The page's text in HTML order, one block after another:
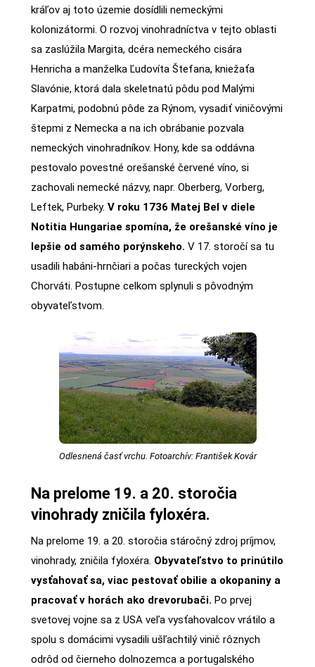
kráľov aj toto územie dosídlili nemeckými
kolonizátormi. O rozvoj vinohradníctva v tejto oblasti
sa zaslúžila Margita, dcéra nemeckého cisára
Henricha a manželka Ľudovíta Štefana, kniežaťa
Slavónie, ktorá dala skeletnatú pôdu pod Malými
Karpatmi, podobnú pôde za Rýnom, vysadiť viničovými
štepmi z Nemecka a na ich obrábanie pozvala
nemeckých vinohradníkov. Hony, kde sa oddávna
pestovalo povestné orešanské červené víno, si
zachovali nemecké názvy, napr. Oberberg, Vorberg,
Leftek, Purbeky. V roku 1736 Matej Bel v diele
Notitia Hungariae spomína, že orešanské víno je
lepšie od samého porýnskeho. V 17. storočí sa tu
usadili habáni-hrnčiari a počas tureckých vojen
Chorváti. Postupne celkom splynuli s pôvodným
obyvateľstvom.
Odlesnená časť vrchu. Fotoarchív: František Kovár
Na prelome 19. a 20. storočia
vinohrady zničila fyloxéra.
Na prelome 19. a 20. storočia stáročný zdroj príjmov,
vinohrady, zničila fyloxéra. Obyvateľstvo to prinútilo
vysťahovať sa, viac pestovať obilie a okopaniny a
pracovať v horách ako drevorubači. Po prvej
svetovej vojne sa z USA veľa vysťahovalcov vrátilo a
spolu s domácimi vysadili ušľachtilý vinič rôznych
odrôd od čierneho dolnozemca a portugalského